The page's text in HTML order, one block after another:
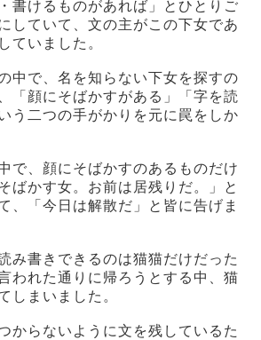
書けるものがあれば」とひとりご
していて、文の主がこの下女であ
ていました。
中で、名を知らない下女を探すの
「顔にそばかすがある」「字を読
う二つの手がかりを元に罠をしか
で、顔にそばかすのあるものだけ
ばかす女。お前は居残りだ。」と
、「今日は解散だ」と皆に告げま
み書きできるのは猫猫だけだった
われた通りに帰ろうとする中、猫
しまいました。
からないように文を残しているた